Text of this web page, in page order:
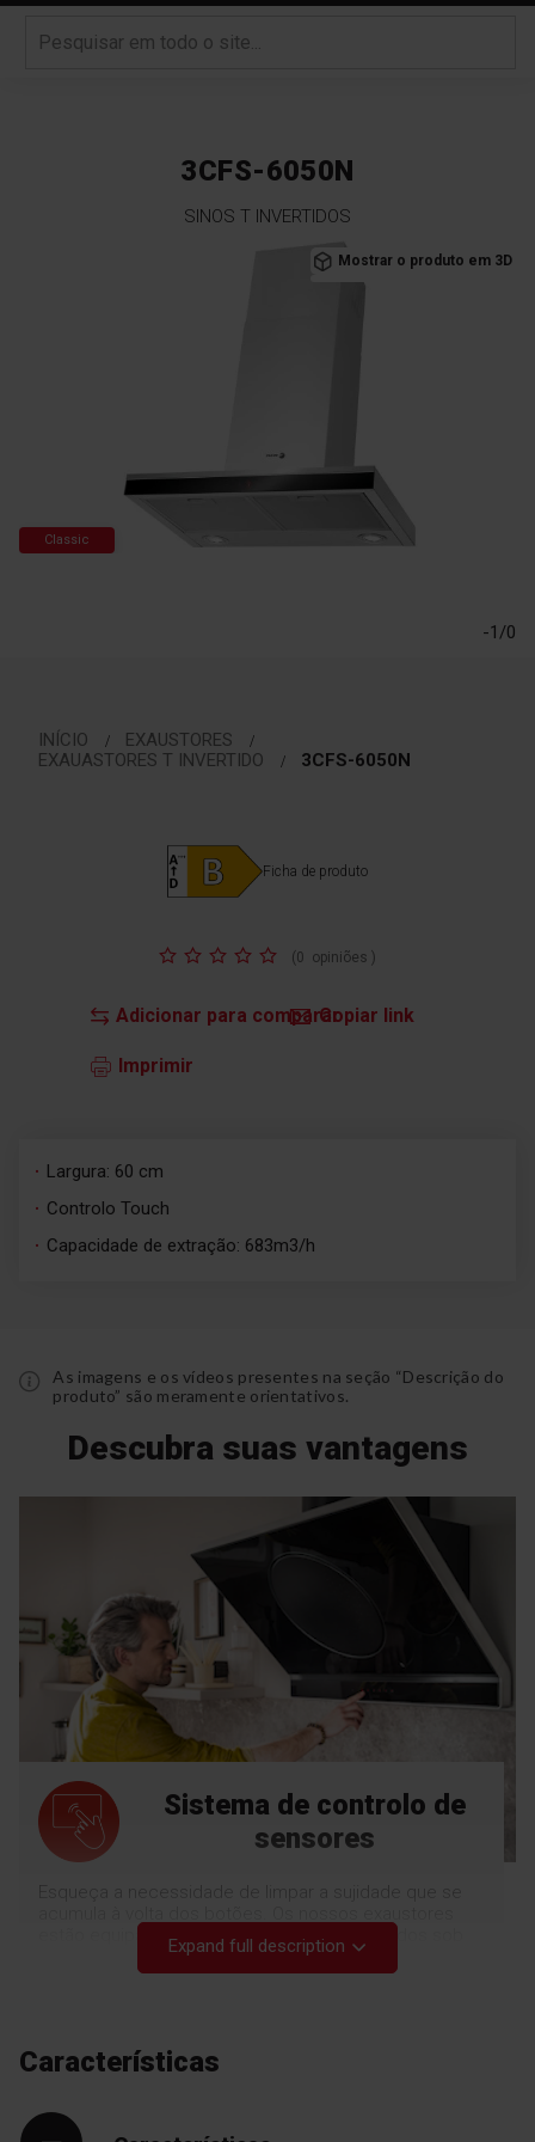
3CFS-6050N
SINOS T INVERTIDOS
Mostrar o produto em 3D
-1/0
Classic
imagens
INÍCIO
EXAUSTORES
EXAUASTORES T INVERTIDO
3CFS-6050N
Adicionar para compararCopiar link
Imprimir
Classificação: (0 opiniões )
Ficha de produto
Largura: 60 cm
Controlo Touch
Capacidade de extração: 683m3/h
As imagens e os vídeos presentes na seção “Descrição do
produto” são meramente orientativos.
Descubra suas vantagens
Sistema de controlo de
sensores
Esqueça a necessidade de limpar a sujidade que se
estão equipados com painéis tácteis instalados sob
uma cobertura de vidro. Isto permite-lhe limpar o
painel de forma rápida e cómoda, bem como ter um
Expand full description
Características